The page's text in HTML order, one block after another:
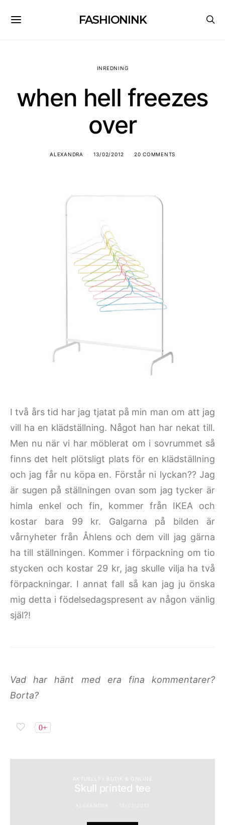
FASHIONINK
INREDNING
when hell freezes
over
ALEXANDRA 13/02/2012 20 COMMENTS
I två års tid har jag tjatat på min man om att jag
vill ha en klädställning. Något han har nekat till.
Men nu när vi har möblerat om i sovrummet så
finns det helt plötsligt plats för en klädställning
och jag får nu köpa en. Förstår ni lyckan?? Jag
är sugen på ställningen ovan som jag tycker är
himla enkel och fin, kommer från IKEA och
kostar bara 99 kr. Galgarna på bilden är
vårnyheter från Åhlens och dem vill jag gärna
ha till ställningen. Kommer i förpackning om tio
stycken och kostar 29 kr, jag skulle vilja ha två
förpackningar. I annat fall så kan jag ju önska
mig detta i födelsedagspresent av någon vänlig
själ?!
Vad har hänt med era fina kommentarer?
Borta?
0+
AKTUELLT I BUTIK & ONLINE
Skull printed tee